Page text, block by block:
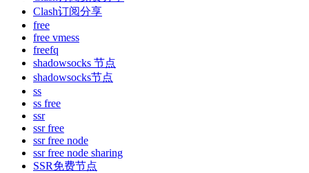
Clash订阅分享
free
free vmess
freefq
shadowsocks 节点
shadowsocks节点
ss
ss free
ssr
ssr free
ssr free node
ssr free node sharing
SSR免费节点